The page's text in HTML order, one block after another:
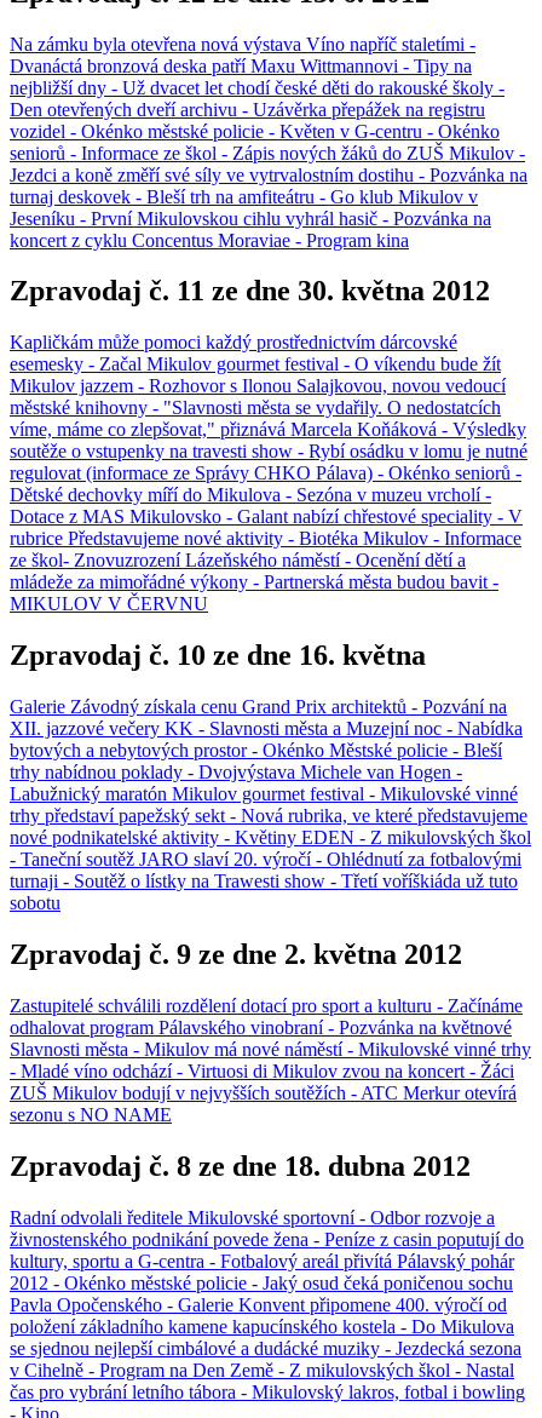
Na zámku byla otevřena nová výstava Víno napříč staletími -
Dvanáctá bronzová deska patří Maxu Wittmannovi - Tipy na
nejbližší dny - Už dvacet let chodí české děti do rakouské školy -
Den otevřených dveří archivu - Uzávěrka přepážek na registru
vozidel - Okénko městské policie - Květen v G-centru - Okénko
seniorů - Informace ze škol - Zápis nových žáků do ZUŠ Mikulov -
Jezdci a koně změří své síly ve vytrvalostním dostihu - Pozvánka na
turnaj deskovek - Bleší trh na amfiteátru - Go klub Mikulov v
Jeseníku - První Mikulovskou cihlu vyhrál hasič - Pozvánka na
koncert z cyklu Concentus Moraviae - Program kina
Zpravodaj č. 11 ze dne 30. května 2012
Kapličkám může pomoci každý prostřednictvím dárcovské
esemesky - Začal Mikulov gourmet festival - O víkendu bude žít
Mikulov jazzem - Rozhovor s Ilonou Salajkovou, novou vedoucí
městské knihovny - "Slavnosti města se vydařily. O nedostatcích
víme, máme co zlepšovat," přiznává Marcela Koňáková - Výsledky
soutěže o vstupenky na travesti show - Rybí osádku v lomu je nutné
regulovat (informace ze Správy CHKO Pálava) - Okénko seniorů -
Dětské dechovky míří do Mikulova - Sezóna v muzeu vrcholí -
Dotace z MAS Mikulovsko - Galant nabízí chřestové speciality - V
rubrice Představujeme nové aktivity - Biotéka Mikulov - Informace
ze škol- Znovuzrození Lázeňského náměstí - Ocenění dětí a
mládeže za mimořádné výkony - Partnerská města budou bavit -
MIKULOV V ČERVNU
Zpravodaj č. 10 ze dne 16. května
Galerie Závodný získala cenu Grand Prix architektů - Pozvání na
XII. jazzové večery KK - Slavnosti města a Muzejní noc - Nabídka
bytových a nebytových prostor - Okénko Městské policie - Bleší
trhy nabídnou poklady - Dvojvýstava Michele van Hogen -
Labužnický maratón Mikulov gourmet festival - Mikulovské vinné
trhy představí papežský sekt - Nová rubrika, ve které představujeme
nové podnikatelské aktivity - Květiny EDEN - Z mikulovských škol
- Taneční soutěž JARO slaví 20. výročí - Ohlédnutí za fotbalovými
turnaji - Soutěž o lístky na Trawesti show - Třetí voříškiáda už tuto
sobotu
Zpravodaj č. 9 ze dne 2. května 2012
Zastupitelé schválili rozdělení dotací pro sport a kulturu - Začínáme
odhalovat program Pálavského vinobraní - Pozvánka na květnové
Slavnosti města - Mikulov má nové náměstí - Mikulovské vinné trhy
- Mladé víno odchází - Virtuosi di Mikulov zvou na koncert - Žáci
ZUŠ Mikulov bodují v nejvyšších soutěžích - ATC Merkur otevírá
sezonu s NO NAME
Zpravodaj č. 8 ze dne 18. dubna 2012
Radní odvolali ředitele Mikulovské sportovní - Odbor rozvoje a
živnostenského podnikání povede žena - Peníze z casin poputují do
kultury, sportu a G-centra - Fotbalový areál přivítá Pálavský pohár
2012 - Okénko městské policie - Jaký osud čeká poničenou sochu
Pavla Opočenského - Galerie Konvent připomene 400. výročí od
položení základního kamene kapucínského kostela - Do Mikulova
se sjednou nejlepší cimbálové a dudácké muziky - Jezdecká sezona
v Cihelně - Program na Den Země - Z mikulovských škol - Nastal
čas pro vybrání letního tábora - Mikulovský lakros, fotbal i bowling
- Kino